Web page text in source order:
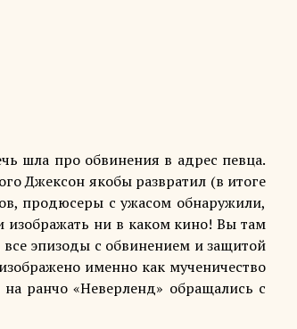
шла про обвинения в адрес певца.
Джексон якобы развратил (в итоге
продюсеры с ужасом обнаружили,
изображать ни в каком кино! Вы там
эпизоды с обвинением и защитой
именно как мученичество
ранчо «Неверленд» обращались с